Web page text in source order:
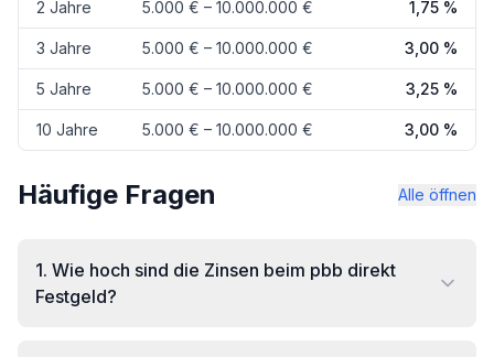
2 Jahre 5.000 € – 10.000.000 € 1,75 %
3 Jahre 5.000 € – 10.000.000 € 3,00 %
5 Jahre 5.000 € – 10.000.000 € 3,25 %
10 Jahre 5.000 € – 10.000.000 € 3,00 %
Häufige Fragen Alle öffnen
1. Wie hoch sind die Zinsen beim pbb direkt
Festgeld?